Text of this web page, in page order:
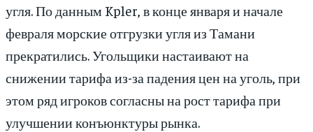
угля. По данным Kpler, в конце января и начале
февраля морские отгрузки угля из Тамани
прекратились. Угольщики настаивают на
снижении тарифа из-за падения цен на уголь, при
этом ряд игроков согласны на рост тарифа при
улучшении конъюнктуры рынка.